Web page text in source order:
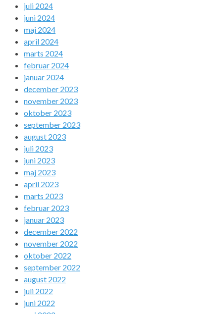
juli 2024
juni 2024
maj 2024
april 2024
marts 2024
februar 2024
januar 2024
december 2023
november 2023
oktober 2023
september 2023
august 2023
juli 2023
juni 2023
maj 2023
april 2023
marts 2023
februar 2023
januar 2023
december 2022
november 2022
oktober 2022
september 2022
august 2022
juli 2022
juni 2022